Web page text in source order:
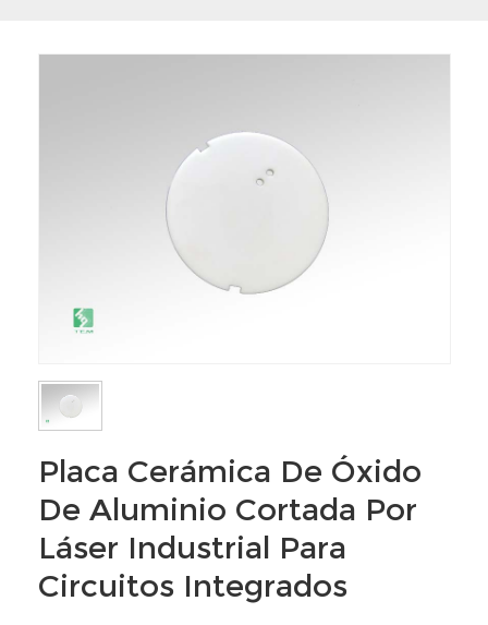
Placa Cerámica De Óxido
De Aluminio Cortada Por
Láser Industrial Para
Circuitos Integrados